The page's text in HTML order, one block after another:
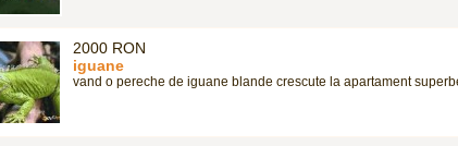
2000 RON
iguane
vand o pereche de iguane blande crescute la apartament